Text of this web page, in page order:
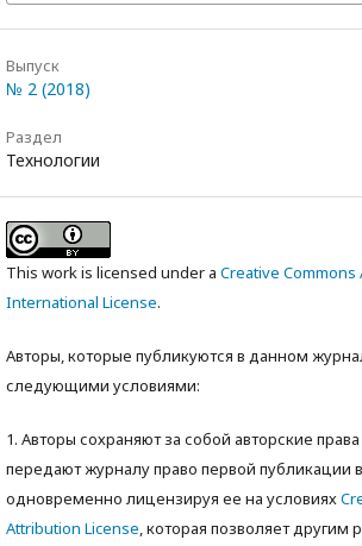
Выпуск
№ 2 (2018)
Раздел
Технологии
This work is licensed under a Creative Commons
International License.
Авторы, которые публикуются в данном
следующими условиями:
1. Авторы сохраняют за собой авторские
передают журналу право первой публикации
одновременно лицензируя ее на условиях
Attribution License, которая позволяет другим